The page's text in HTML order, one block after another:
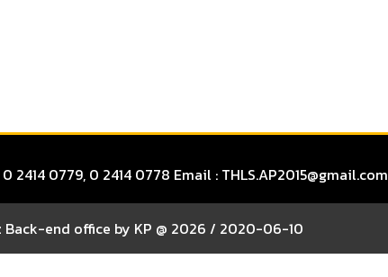
0779, 0 2414 0778 Email : THLS.AP2015@gmail.com
Back-end office by KP @ 2026 / 2020-06-10